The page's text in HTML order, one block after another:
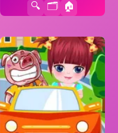
🏠
🗂️
🔍